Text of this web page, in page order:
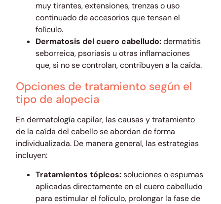
muy tirantes, extensiones, trenzas o uso
continuado de accesorios que tensan el
folículo.
Dermatosis del cuero cabelludo:dermatitis
seborreica, psoriasis u otras inflamaciones
que, si no se controlan, contribuyen a la caída.
Opciones de tratamiento según el
tipo de alopecia
En dermatología capilar, las causas y tratamiento
de la caída del cabello se abordan de forma
individualizada. De manera general, las estrategias
incluyen:
Tratamientos tópicos:soluciones o espumas
aplicadas directamente en el cuero cabelludo
para estimular el folículo, prolongar la fase de